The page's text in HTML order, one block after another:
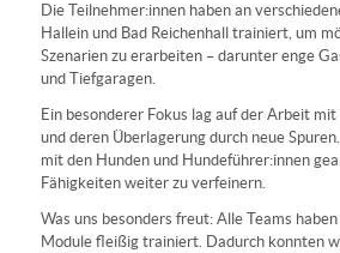
Die Teilnehmer:innen haben an
Hallein und Bad Reichenhall trainiert, um
Szenarien zu erarbeiten – darunter enge
und Tiefgaragen.
Ein besonderer Fokus lag auf der Arbeit
und deren Überlagerung durch neue
mit den Hunden und Hundeführer:innen
Fähigkeiten weiter zu verfeinern.
Was uns besonders freut: Alle Teams
Module fleißig trainiert. Dadurch konnten